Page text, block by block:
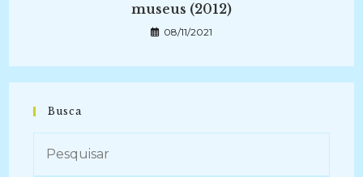
museus (2012)
08/11/2021
Busca